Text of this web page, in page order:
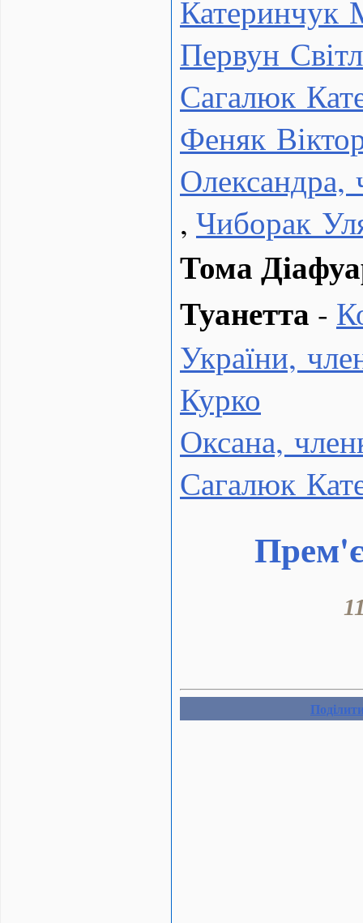
Катеринчук
Первун
Сагалюк
Феняк
, Чиборак
Тома
Туанетта -
України,
Курко
Оксана,
Сагалюк